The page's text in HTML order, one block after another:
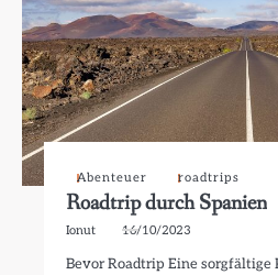
Abenteuer roadtrips
Roadtrip durch Spanien
Ionut 16/10/2023
Bevor Roadtrip Eine sorgfältige